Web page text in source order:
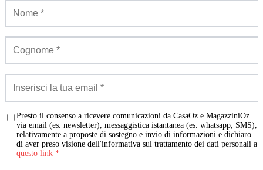
Presto il consenso a ricevere comunicazioni da CasaOz e MagazziniOz
via email (es. newsletter), messaggistica istantanea (es. whatsapp, SMS),
relativamente a proposte di sostegno e invio di informazioni e dichiaro
di aver preso visione dell'informativa sul trattamento dei dati personali a
questo link *